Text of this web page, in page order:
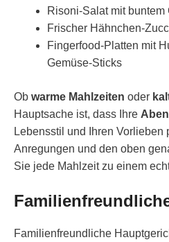
Risoni-Salat mit buntem
Frischer Hähnchen-
Fingerfood-Platten mit
Gemüse-Sticks
Ob warme Mahlzeiten oder
Hauptsache ist, dass Ihre
Lebensstil und Ihren Vorlieben
Anregungen und den oben
Sie jede Mahlzeit zu einem
Familienfreundliche